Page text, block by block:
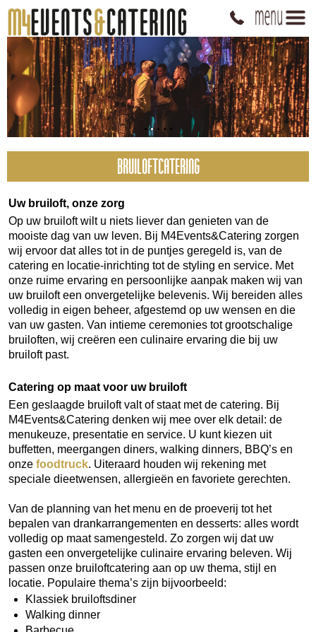
BRUILOFTCATERING
Uw bruiloft, onze zorg
Op uw bruiloft wilt u niets liever dan genieten van de
mooiste dag van uw leven. Bij M4Events&Catering zorgen
wij ervoor dat alles tot in de puntjes geregeld is, van de
catering en locatie-inrichting tot de styling en service. Met
onze ruime ervaring en persoonlijke aanpak maken wij van
uw bruiloft een onvergetelijke belevenis. Wij bereiden alles
volledig in eigen beheer, afgestemd op uw wensen en die
van uw gasten. Van intieme ceremonies tot grootschalige
bruiloften, wij creëren een culinaire ervaring die bij uw
bruiloft past.
Catering op maat voor uw bruiloft
Een geslaagde bruiloft valt of staat met de catering. Bij
M4Events&Catering denken wij mee over elk detail: de
menukeuze, presentatie en service. U kunt kiezen uit
buffetten, meergangen diners, walking dinners, BBQ’s en
onze foodtruck. Uiteraard houden wij rekening met
speciale dieetwensen, allergieën en favoriete gerechten.
Van de planning van het menu en de proeverij tot het
bepalen van drankarrangementen en desserts: alles wordt
volledig op maat samengesteld. Zo zorgen wij dat uw
gasten een onvergetelijke culinaire ervaring beleven. Wij
passen onze bruiloftcatering aan op uw thema, stijl en
locatie. Populaire thema’s zijn bijvoorbeeld:
Klassiek bruiloftsdiner
Walking dinner